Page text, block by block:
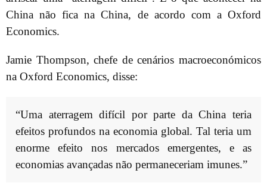
China não fica na China, de acordo com a Oxford
Economics.
Jamie Thompson, chefe de cenários macroeconómicos
na Oxford Economics, disse:
“Uma aterragem difícil por parte da China teria
efeitos profundos na economia global. Tal teria um
enorme efeito nos mercados emergentes, e as
economias avançadas não permaneceriam imunes.”